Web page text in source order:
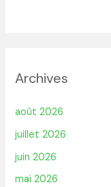
Archives
août 2026
juillet 2026
juin 2026
mai 2026